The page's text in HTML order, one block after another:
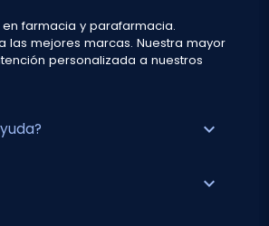
farmacia y parafarmacia.
las mejores marcas. Nuestra mayor
personalizada a nuestros
expand_more
expand_more